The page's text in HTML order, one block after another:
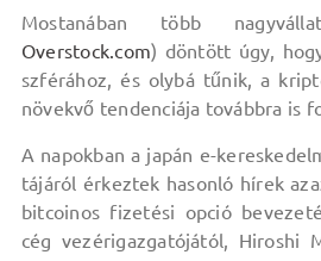
Mostanában több
Overstock.com) döntött úgy,
szférához, és olybá tűnik, a
növekvő tendenciája továbbra is
A napokban a japán e-
tájáról érkeztek hasonló hírek
bitcoinos fizetési opció
cég vezérigazgatójától, Hiroshi